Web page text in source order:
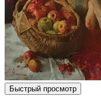
Быстрый просмотр